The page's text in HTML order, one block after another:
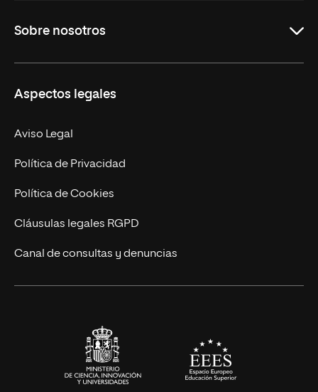
Másteres Oficiales
Másteres Propios
Doctorados
Experto Universitario
Postgrados
Cursos Universitarios
Sobre nosotros
Facultades
Nuestro Equipo
Trabaja en UNIR
Actualidad
UNIR Revista
Eventos
Aspectos legales
Aviso Legal
Política de Privacidad
Política de Cookies
Cláusulas legales RGPD
Canal de consultas y denuncias